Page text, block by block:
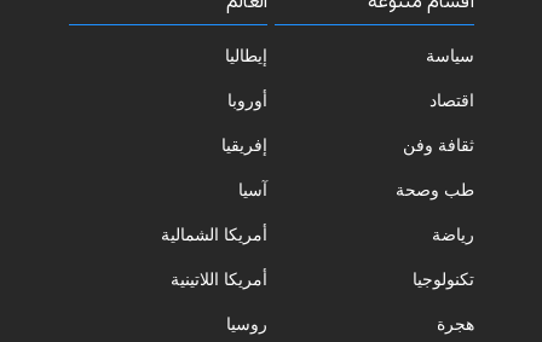
سياسة
اقتصاد
ثقافة وفن
طب وصحة
رياضة
تكنولوجيا
هجرة
إيطاليا
أوروبا
إفريقيا
آسيا
أمريكا الشمالية
أمريكا اللاتينية
روسيا